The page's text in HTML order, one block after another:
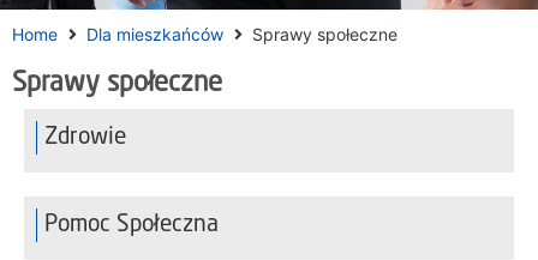
Home Dla mieszkańców Sprawy społeczne
Sprawy społeczne
Zdrowie
Pomoc Społeczna